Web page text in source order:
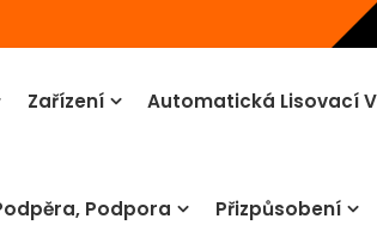
Zařízení Automatická Lisovací
Podpora Přizpůsobení